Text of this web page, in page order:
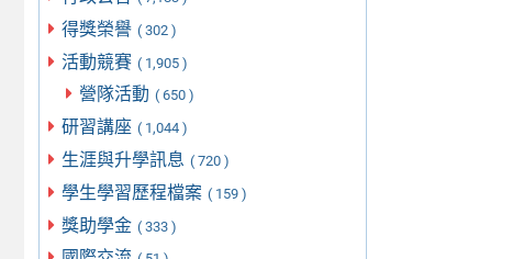
得獎榮譽 ( 302 )
活動競賽 ( 1,905 )
營隊活動 ( 650 )
研習講座 ( 1,044 )
生涯與升學訊息 ( 720 )
學生學習歷程檔案 ( 159 )
獎助學金 ( 333 )